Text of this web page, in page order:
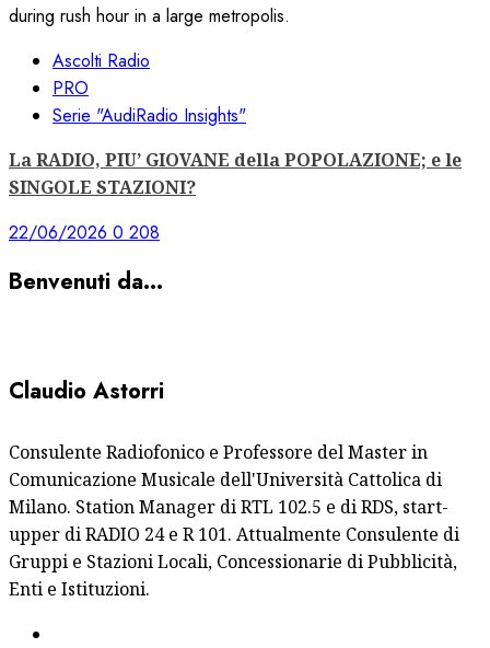
Ascolti Radio
PRO
Serie "AudiRadio Insights"
La RADIO, PIU’ GIOVANE della POPOLAZIONE; e le
SINGOLE STAZIONI?
22/06/2026 0 208
Benvenuti da…
Claudio Astorri
Consulente Radiofonico e Professore del Master in
Comunicazione Musicale dell'Università Cattolica di
Milano. Station Manager di RTL 102.5 e di RDS, start-
upper di RADIO 24 e R 101. Attualmente Consulente di
Gruppi e Stazioni Locali, Concessionarie di Pubblicità,
Enti e Istituzioni.